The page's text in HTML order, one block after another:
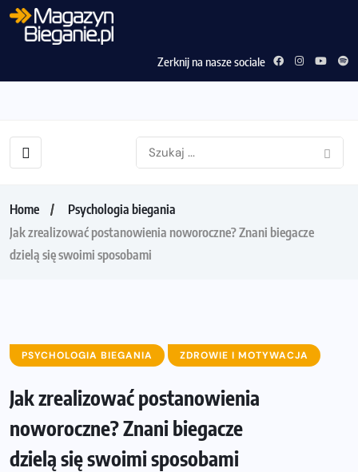
Zerknij na nasze sociale
Home
Psychologia biegania
Jak zrealizować postanowienia noworoczne? Znani biegacze
dzielą się swoimi sposobami
PSYCHOLOGIA BIEGANIA ZDROWIE I MOTYWACJA
Jak zrealizować postanowienia
noworoczne? Znani biegacze
dzielą się swoimi sposobami